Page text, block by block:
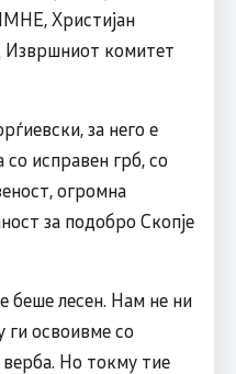
Христијан
комитет
за него е
исправен грб, со
огромна
за подобро Скопје
беше лесен. Нам не ни
ги освоивме со
Но токму тие